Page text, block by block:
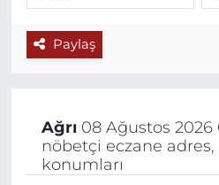
Paylaş
Ağrı08 Ağustos 2026
nöbetçi eczane
konumları